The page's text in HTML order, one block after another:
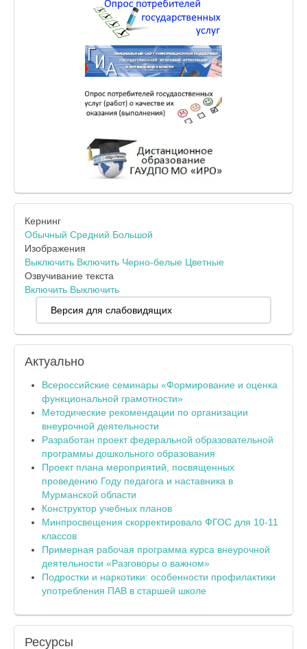
Кернинг
Обычный Средний Большой
Изображения
Выключить Включить Черно-белые Цветные
Озвучивание текста
Включить Выключить
Версия для слабовидящих
Актуально
Всероссийские семинары «Формирование и оценка
функциональной грамотности»
Методические рекомендации по организации
внеурочной деятельности
Разработан проект федеральной образовательной
программы дошкольного образования
Проект плана мероприятий, посвященных
проведению Году педагога и наставника в
Мурманской области
Конструктор учебных планов
Минпросвещения скорректировало ФГОС для 10-11
классов
Примерная рабочая программа курса внеурочной
деятельности «Разговоры о важном»
Подростки и наркотики: особенности профилактики
употребления ПАВ в старшей школе
Ресурсы